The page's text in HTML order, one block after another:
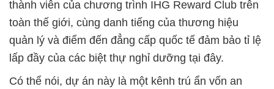
thành viên của chương trình IHG Reward Club trên
toàn thế giới, cùng danh tiếng của thương hiệu
quản lý và điểm đến đẳng cấp quốc tế đảm bảo tỉ lệ
lấp đầy của các biệt thự nghỉ dưỡng tại đây.
Có thể nói, dự án này là một kênh trú ẩn vốn an